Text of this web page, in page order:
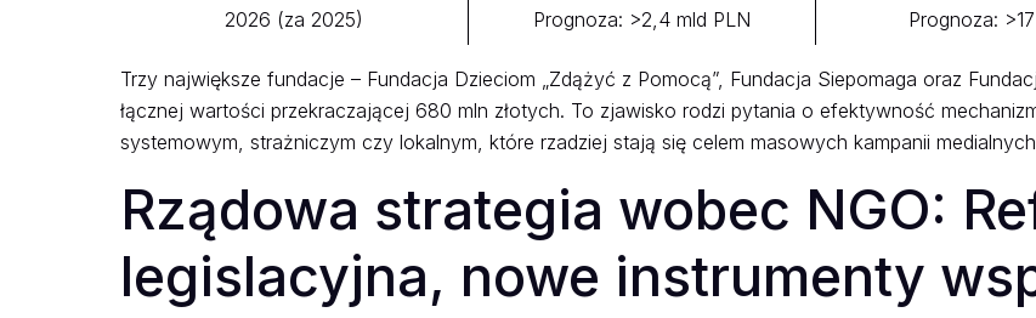
2026 (za 2025) Prognoza: >2,4 mld PLN Prognoza:
Trzy największe fundacje – Fundacja Dzieciom „Zdążyć z Pomocą”, Fundacja Siepomaga oraz
łącznej wartości przekraczającej 680 mln złotych. To zjawisko rodzi pytania o efektywność
systemowym, strażniczym czy lokalnym, które rzadziej stają się celem masowych kampanii
Rządowa strategia wobec NGO:
legislacyjna, nowe instrumenty